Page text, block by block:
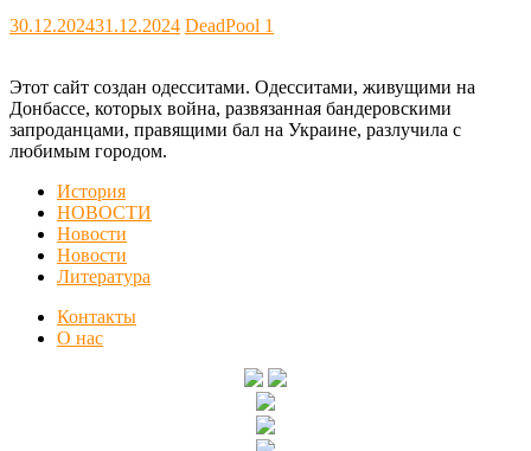
30.12.202431.12.2024 DeadPool 1
Этот сайт создан одесситами. Одесситами, живущими на
Донбассе, которых война, развязанная бандеровскими
запроданцами, правящими бал на Украине, разлучила с
любимым городом.
История
НОВОСТИ
Новости
Новости
Литература
Контакты
О нас